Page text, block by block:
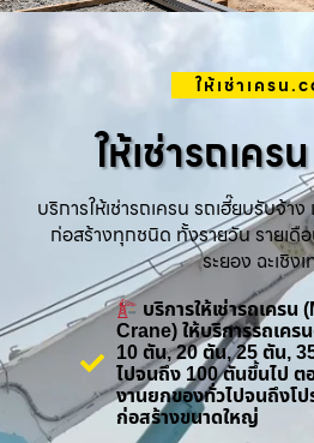
ให้เช่าเครน
ให้เช่ารถเคร
บริการให้เช่ารถเครน รถเฮี๊ยบรับจ้า
ก่อสร้างทุกชนิด ทั้งรายวัน รายเ
ระยอง ฉะเชิงเ
บริการให้เช่ารถเครน
Crane) ให้บริการรถเคร
10 ตัน, 20 ตัน, 25 ตัน,
ไปจนถึง 100 ตันขึ้นไป
งานยกของทั่วไปจนถึงโป
ก่อสร้างขนาดใหญ่